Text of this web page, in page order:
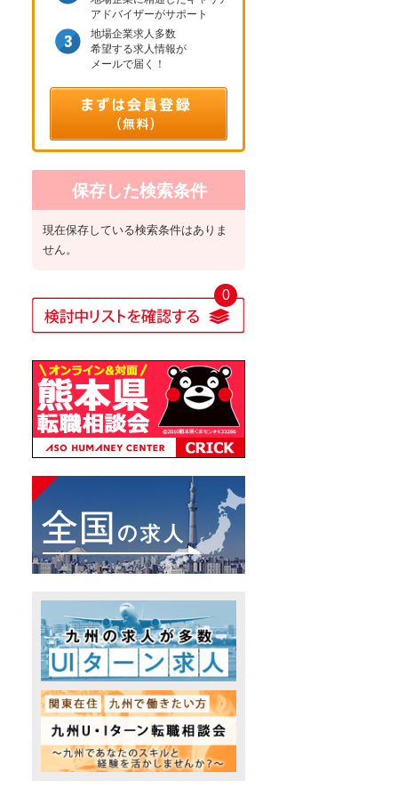
アドバイザーがサポート
地場企業求人多数
希望する求人情報が
メールで届く！
保存した検索条件
現在保存している検索条件はありま
せん。
0